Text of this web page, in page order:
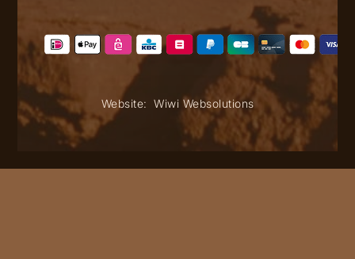
Website: Wiwi Websolutions